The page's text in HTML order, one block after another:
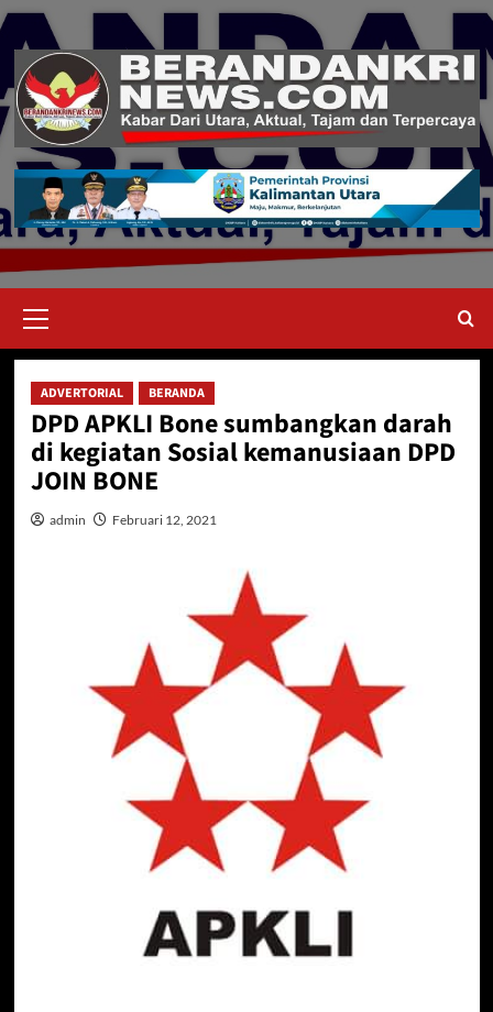
Skip
content
Menu
ADVERTORIAL BERANDA
DPD APKLI Bone sumbangkan darah
di kegiatan Sosial kemanusiaan DPD
JOIN BONE
admin Februari 12, 2021